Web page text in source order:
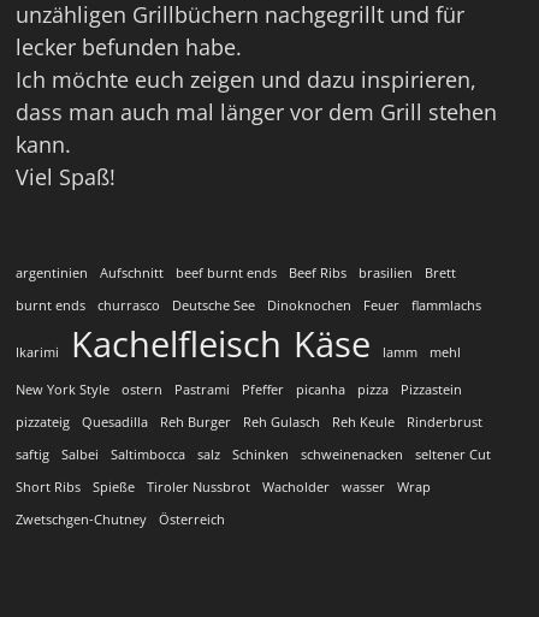
unzähligen Grillbüchern nachgegrillt und für
lecker befunden habe.
Ich möchte euch zeigen und dazu inspirieren,
dass man auch mal länger vor dem Grill stehen
kann.
Viel Spaß!
argentinien Aufschnitt beef burnt ends Beef Ribs brasilien
Brett
burnt ends
churrasco Deutsche See Dinoknochen Feuer flammlachs
Ikarimi Kachelfleisch Käse lamm mehl
New York Style ostern Pastrami Pfeffer picanha pizza
Pizzastein
pizzateig
Quesadilla Reh Burger Reh Gulasch Reh Keule
Rinderbrust
saftig
Salbei Saltimbocca salz Schinken schweinenacken
seltener Cut
Short Ribs
Spieße Tiroler Nussbrot Wacholder wasser
Wrap
Zwetschgen-Chutney
Österreich